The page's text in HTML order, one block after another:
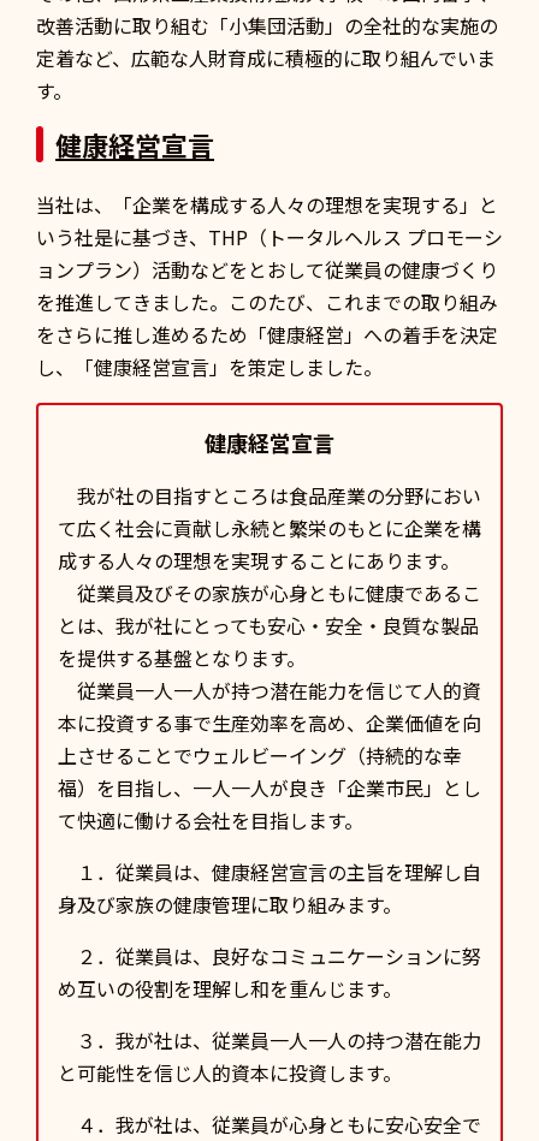
改善活動に取り組む「小集団活動」の全社的な実施の
定着など、広範な人財育成に積極的に取り組んでいま
す。
健康経営宣言
当社は、「企業を構成する人々の理想を実現する」と
いう社是に基づき、THP（トータルヘルス プロモーシ
ョンプラン）活動などをとおして従業員の健康づくり
を推進してきました。このたび、これまでの取り組み
をさらに推し進めるため「健康経営」への着手を決定
し、「健康経営宣言」を策定しました。
健康経営宣言
我が社の目指すところは食品産業の分野におい
て広く社会に貢献し永続と繁栄のもとに企業を構
成する人々の理想を実現することにあります。
従業員及びその家族が心身ともに健康であるこ
とは、我が社にとっても安心・安全・良質な製品
を提供する基盤となります。
従業員一人一人が持つ潜在能力を信じて人的資
本に投資する事で生産効率を高め、企業価値を向
上させることでウェルビーイング（持続的な幸
福）を目指し、一人一人が良き「企業市民」とし
て快適に働ける会社を目指します。
１．従業員は、健康経営宣言の主旨を理解し自
身及び家族の健康管理に取り組みます。
２．従業員は、良好なコミュニケーションに努
め互いの役割を理解し和を重んじます。
３．我が社は、従業員一人一人の持つ潜在能力
と可能性を信じ人的資本に投資します。
４．我が社は、従業員が心身ともに安心安全で